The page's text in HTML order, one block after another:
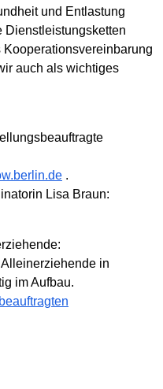
und Entlastung
Dienstleistungsketten
auch als wichtiges
.
Lisa Braun:
in
im Aufbau.